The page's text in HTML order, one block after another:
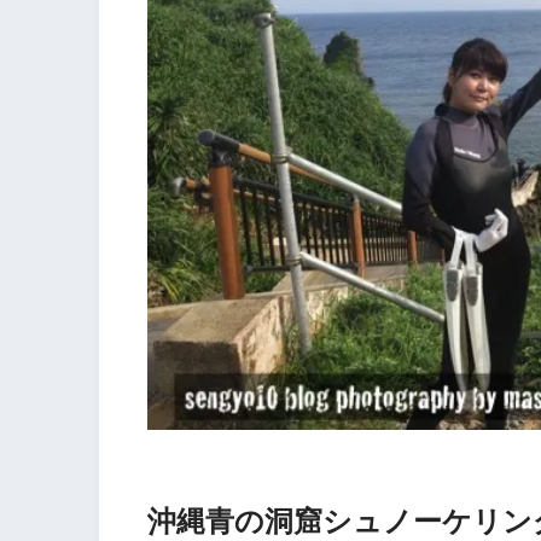
沖縄青の洞窟シュノーケリン